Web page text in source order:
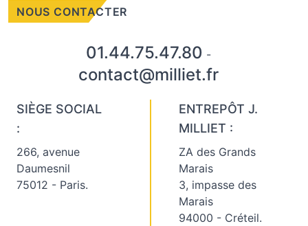
NOUS CONTACTER
01.44.75.47.80 -
contact@milliet.fr
SIÈGE SOCIAL
:
266, avenue
Daumesnil
75012 - Paris.
ENTREPÔT J.
MILLIET :
ZA des Grands
Marais
3, impasse des
Marais
94000 - Créteil.